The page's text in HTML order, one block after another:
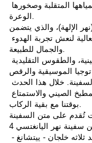
الوعرة.
والجمال للطبيعة.
بوقتنا مع بقية الركاب.